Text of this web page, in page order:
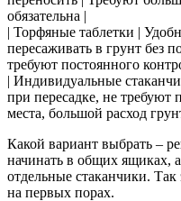
обязательна |
| Торфяные таблетки |
пересаживать в грунт без
требуют постоянного
| Индивидуальные
при пересадке, не
места, большой расход
Какой вариант выбрать –
начинать в общих ящиках,
отдельные стаканчики.
на первых порах.